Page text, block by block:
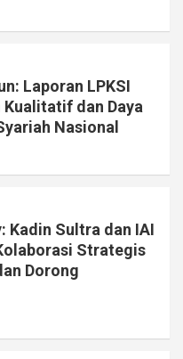
Laporan LPKSI
dan Daya
Nasional
Kadin Sultra dan IAI
Strategis
Dorong